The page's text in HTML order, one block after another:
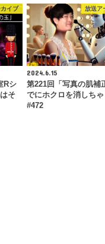
イブ
Rシ
そ
放送ア
2024.6.15
第221回「写真の肌補
でにホクロを消しちゃ
#472